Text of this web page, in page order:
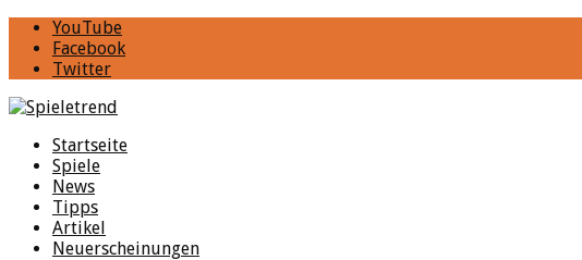
YouTube
Facebook
Twitter
Startseite
Spiele
News
Tipps
Artikel
Neuerscheinungen